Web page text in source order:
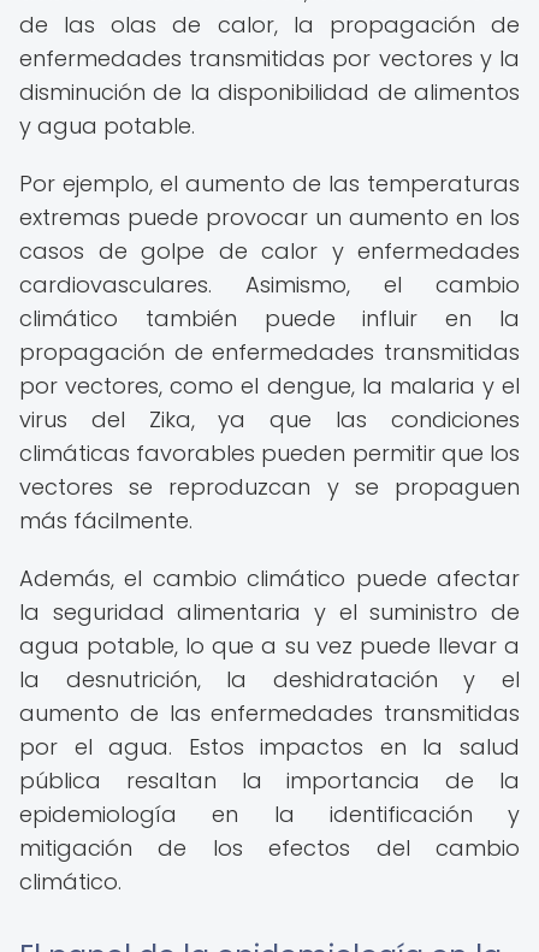
de las olas de calor, la propagación de
enfermedades transmitidas por vectores y la
disminución de la disponibilidad de alimentos
y agua potable.
Por ejemplo, el aumento de las temperaturas
extremas puede provocar un aumento en los
casos de golpe de calor y enfermedades
cardiovasculares. Asimismo, el cambio
climático también puede influir en la
propagación de enfermedades transmitidas
por vectores, como el dengue, la malaria y el
virus del Zika, ya que las condiciones
climáticas favorables pueden permitir que los
vectores se reproduzcan y se propaguen
más fácilmente.
Además, el cambio climático puede afectar
la seguridad alimentaria y el suministro de
agua potable, lo que a su vez puede llevar a
la desnutrición, la deshidratación y el
aumento de las enfermedades transmitidas
por el agua. Estos impactos en la salud
pública resaltan la importancia de la
epidemiología en la identificación y
mitigación de los efectos del cambio
climático.